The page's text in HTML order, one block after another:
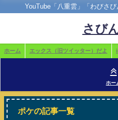
YouTube「八重雲」「わびさ
さび
ホーム エックス（旧ツイッター）だよ
ホー
ポケの記事一覧